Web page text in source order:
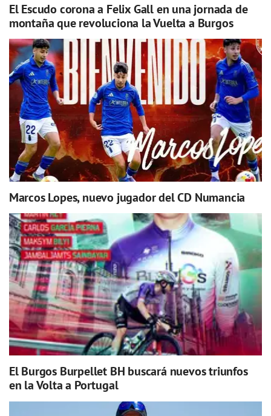
El Escudo corona a Felix Gall en una jornada de
montaña que revoluciona la Vuelta a Burgos
Marcos Lopes, nuevo jugador del CD Numancia
El Burgos Burpellet BH buscará nuevos triunfos
en la Volta a Portugal